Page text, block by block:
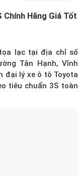
Hãng Giá Tốt
lạc tại địa chỉ số
Tân Hạnh, Vĩnh
đại lý xe ô tô Toyota
tiêu chuẩn 3S toàn